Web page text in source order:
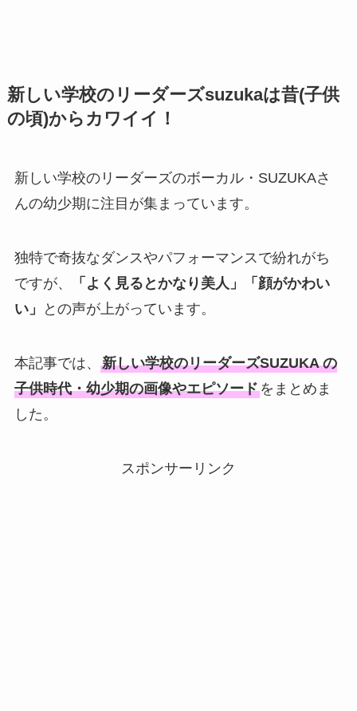
新しい学校のリーダーズsuzukaは昔(子供
の頃)からカワイイ！
新しい学校のリーダーズのボーカル・SUZUKAさ
んの幼少期に注目が集まっています。
独特で奇抜なダンスやパフォーマンスで紛れがち
ですが、
「よく見るとかなり美人」「顔がかわい
い」
との声が上がっています。
本記事では、 新しい学校のリーダーズSUZUKA の
子供時代・幼少期の画像やエピソードをまとめま
した。
スポンサーリンク